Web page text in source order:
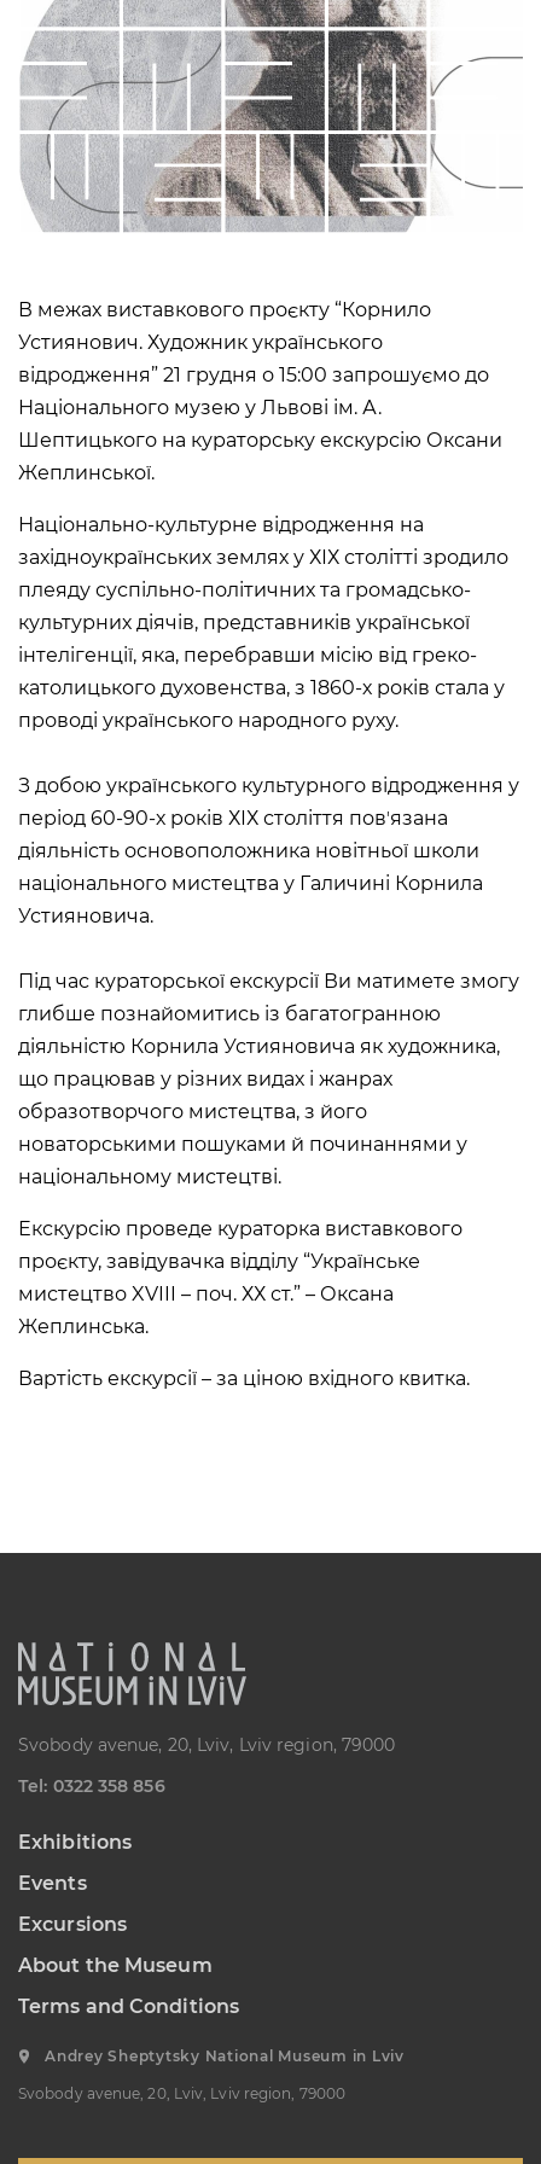
Сollection
Library
About the Museum
Briefly about the Museum
History of the Museum
Departments / Contacts
Andrey Sheptytsky National
Museum iv Lviv
UKRAINE
Пн
Day off
Вт, Ср, Чт,
Пт, Сб, Нд
17:30
Historical complex of the
Andrei Sheptytsky National
Museum in Lviv
M. DRAHOMANOVA STREET, 17,
LVIV, UKRAINE
Пн, Вт, Ср,
Чт, Пт, Сб,
Olena Kulchytska Memorial
Art Museum
LISTOPADOVOHO CHYNU
Вт, Ср, Чт,
* The ticket office works until
16:30
Leopold Levitsky Memorial Art
Museum
K. USTIYANOVYCH STREET, 10/1,
LVIV, UKRAINE
Чт, Пт, Сб,
Oleksa Novakivsky Memorial
Art Museum
LISTOPADOVOHO CHYNU
STREET, 11, LVIV, UKRAINE
Чт, Пт, Сб,
“Sokalshchyna”(Sokal-land)
Art Museum
B. KHMELNYTSKOHO STREET, 16,
Чт, Пт, Сб,
Нд
Day off
В межах виставкового проєкту “Корнило
Устиянович. Художник українського
відродження” 21 грудня о 15:00 запрошуємо до
Національного музею у Львові ім. А.
Шептицького на кураторську екскурсію Оксани
Жеплинської.
Національно-культурне відродження на
західноукраїнських землях у ХІХ столітті зродило
плеяду суспільно-політичних та громадсько-
культурних діячів, представників української
інтелігенції, яка, перебравши місію від греко-
католицького духовенства, з 1860-х років стала у
проводі українського народного руху.
З добою українського культурного відродження у
період 60-90-х років ХІХ століття повʼязана
діяльність основоположника новітньої школи
національного мистецтва у Галичині Корнила
Устияновича.
Під час кураторської екскурсії Ви матимете змогу
глибше познайомитись із багатогранною
діяльністю Корнила Устияновича як художника,
що працював у різних видах і жанрах
образотворчого мистецтва, з його
новаторськими пошуками й починаннями у
національному мистецтві.
Екскурсію проведе кураторка виставкового
проєкту, завідувачка відділу “Українське
мистецтво XVIII – поч. ХХ ст.” – Оксана
Жеплинська.
Вартість екскурсії – за ціною вхідного квитка.
Svobody avenue, 20, Lviv, Lviv region, 79000
Теl: 0322 358 856
Exhibitions
Events
Excursions
About the Museum
Terms and Conditions
Andrey Sheptytsky National Museum in Lviv
Svobody avenue, 20, Lviv, Lviv region, 79000